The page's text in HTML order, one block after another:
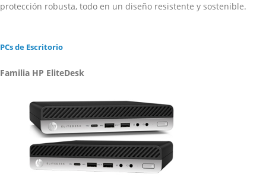
protección robusta, todo en un diseño resistente y sostenible.
PCs de Escritorio
Familia HP EliteDesk